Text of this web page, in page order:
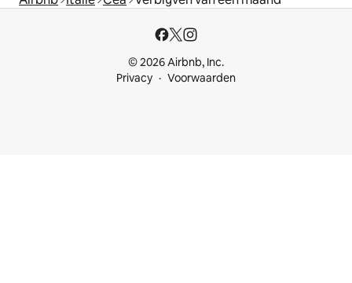
© 2026 Airbnb, Inc.
Privacy
Voorwaarden